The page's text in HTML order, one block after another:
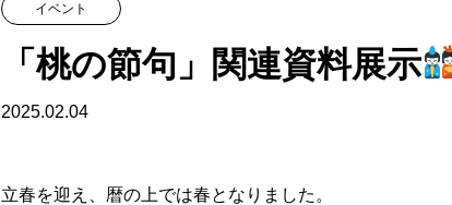
イベント
「桃の節句」関連資料展示
2025.02.04
立春を迎え、暦の上では春となりました。